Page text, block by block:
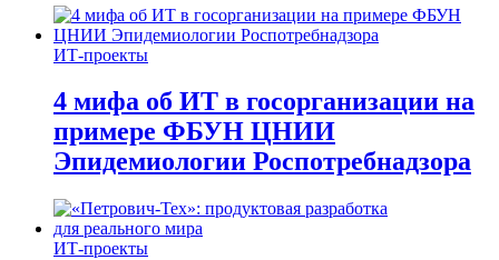
ИТ-проекты
4 мифа об ИТ в госорганизации на
примере ФБУН ЦНИИ
Эпидемиологии Роспотребнадзора
ИТ-проекты